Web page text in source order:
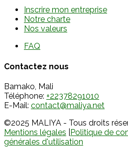
Inscrire mon entreprise
Notre charte
Nos valeurs
FAQ
Contactez nous
Bamako, Mali
Téléphone: +22378291010
E-Mail: contact@maliya.net
©2025 MALIYA - Tous droits
Mentions légales Politique de
générales d'utilisation